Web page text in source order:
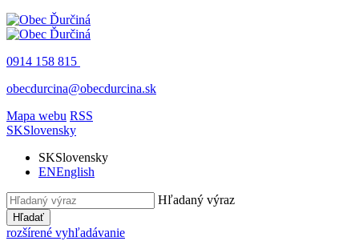
0914 158 815
obecdurcina@obecdurcina.sk
Mapa webu RSS
SKSlovensky
SKSlovensky
ENEnglish
Hľadaný výraz
Hľadať
rozšírené vyhľadávanie